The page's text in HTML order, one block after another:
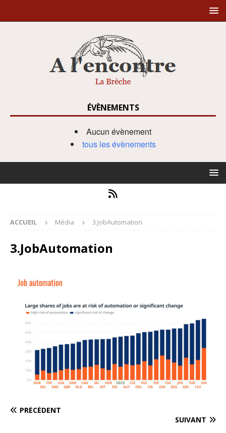
ÉVÈNEMENTS
Aucun évènement
tous les évènements
ACCUEIL Média 3.JobAutomation
3.JobAutomation
PRÉCÉDENT
SUIVANT